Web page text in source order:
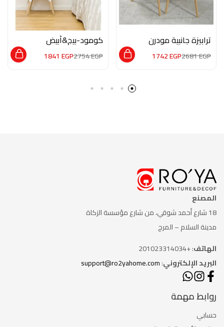
ترابيزة جانبية مودرن
MG103
2681EGP
1742EGP
كومود-بيج&أبيض
M0650
2754EGP
1841 EGP
المصنع
18 شارع أحمد شوقي، من شارع
مؤسسة الزكاة
مدينة السلام – المرج
الهاتف: +201023314034
البريد الإلكتروني:
support@ro2yahome.com
روابط مهمة
حسابي